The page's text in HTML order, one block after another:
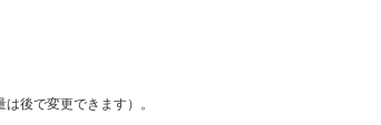
後で変更できます）。